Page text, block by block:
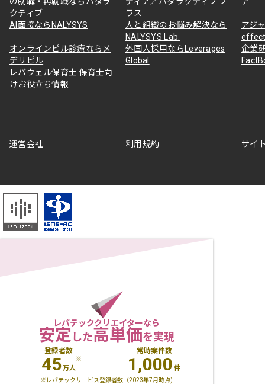
クティブ
ラス
AI面接ならNALYSYS
人と組織のお悩み解決なら
NALYSYS Lab.
アジ
オンラインピル診療ならメ
デリピル
外国人採用ならLeverages
Global
企業
レバウェル保育士 保育士向
けお役立ち情報
運営会社 利用規約 サイ
レバテッククリエイターなら
安定した高単価を実現
登録者数
45万人
※
常時案件数
1,000 件
※レバテックサービス登録者数（2023年7月時点)